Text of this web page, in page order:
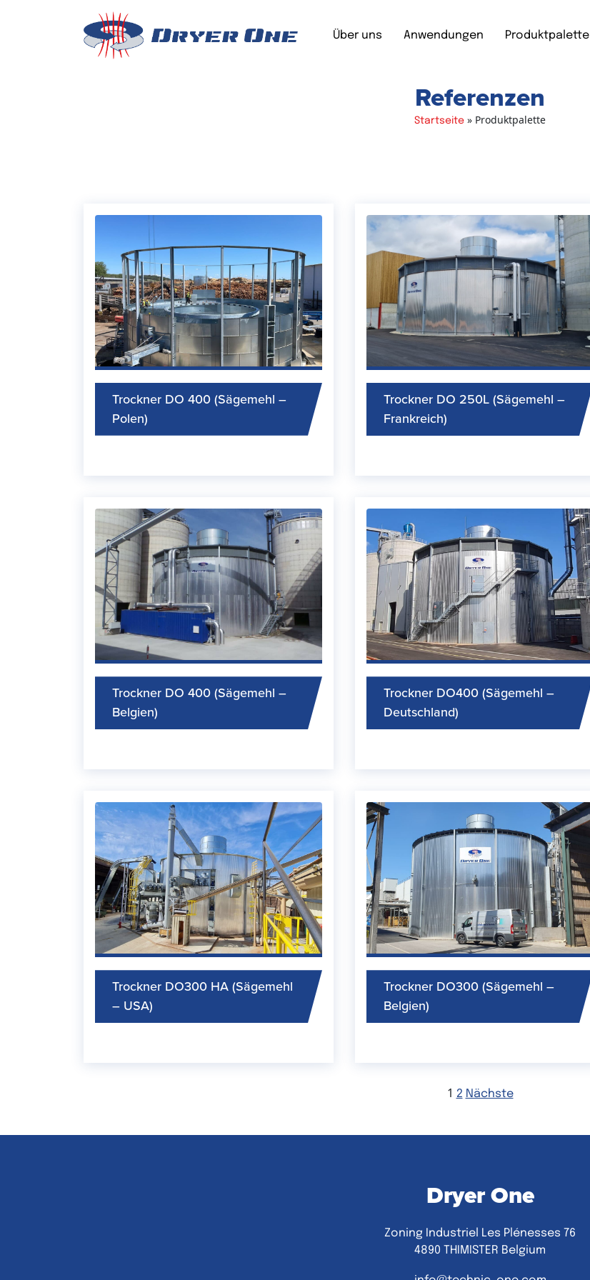
Über uns Anwendungen Produktpalette
Referenzen
Startseite » Produktpalette
Trockner DO 400 (Sägemehl –
Polen)
Trockner DO 250L (Sägemehl –
Frankreich)
Trockner DO 400 (Sägemehl –
Belgien)
Trockner DO400 (Sägemehl –
Deutschland)
Trockner DO300 HA (Sägemehl
– USA)
Trockner DO300 (Sägemehl –
Belgien)
1 2 Nächste
Dryer One
Zoning Industriel Les Plénesses 76
4890 THIMISTER Belgium